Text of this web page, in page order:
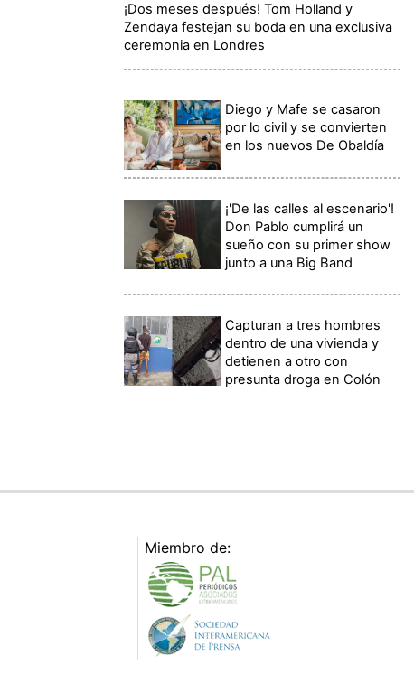
¡Dos meses después! Tom Holland y
Zendaya festejan su boda en una exclusiva
ceremonia en Londres
Diego y Mafe se casaron
por lo civil y se convierten
en los nuevos De Obaldía
¡'De las calles al escenario'!
Don Pablo cumplirá un
sueño con su primer show
junto a una Big Band
Capturan a tres hombres
dentro de una vivienda y
detienen a otro con
presunta droga en Colón
Miembro de: